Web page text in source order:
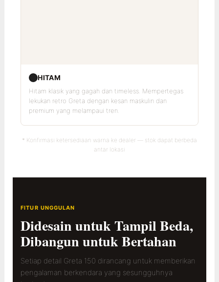
HITAM
Hitam klasik yang gagah dan timeless. Mempertegas
lekukan retro Greta dengan kesan maskulin dan
premium yang melampaui tren.
* Konfirmasi ketersediaan warna ke dealer — stok dapat berbeda
antar lokasi
FITUR UNGGULAN
Didesain untuk Tampil Beda,
Dibangun untuk Bertahan
Setiap detail Greta 150 dirancang untuk memberikan
pengalaman berkendara yang sesungguhnya